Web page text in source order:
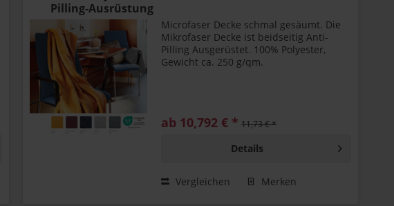
Pilling-Ausrüstung
Microfaser Decke schmal gesäumt. Die
Mikrofaser Decke ist beidseitig Anti-
Pilling Ausgerüstet. 100% Polyester,
Gewicht ca. 250 g/qm.
ab 10,792 € * 11,73 € *
Details
Vergleichen Merken